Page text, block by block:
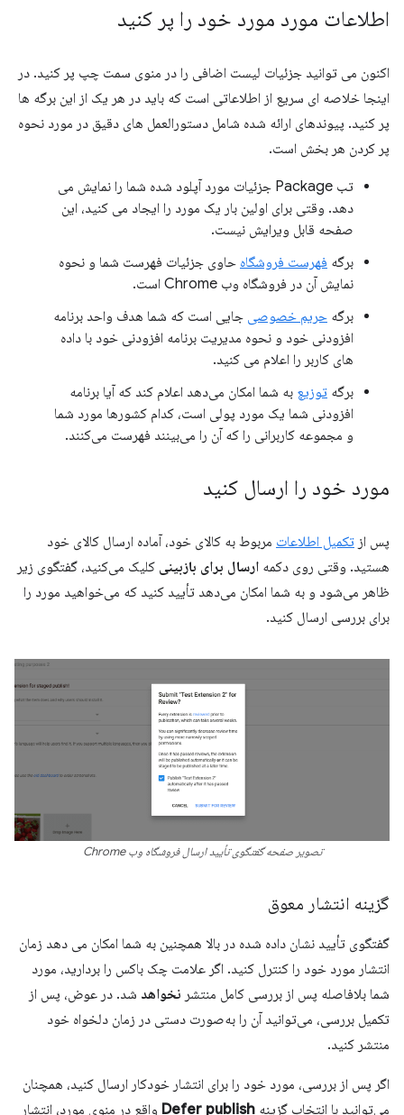
اطلاعات مورد مورد خود را پر کنید
اکنون می توانید جزئیات لیست اضافی را در منوی سمت چپ پر کنید. در
اینجا خلاصه ای سریع از اطلاعاتی است که باید در هر یک از این برگه ها
پر کنید. پیوندهای ارائه شده شامل دستورالعمل های دقیق در مورد نحوه
پر کردن هر بخش است.
تب Package جزئیات مورد آپلود شده شما را نمایش می
دهد. وقتی برای اولین بار یک مورد را ایجاد می کنید، این
صفحه قابل ویرایش نیست.
برگه فهرست فروشگاه حاوی جزئیات فهرست شما و نحوه
نمایش آن در فروشگاه وب Chrome است.
برگه حریم خصوصی جایی است که شما هدف واحد برنامه
افزودنی خود و نحوه مدیریت برنامه افزودنی خود با داده
های کاربر را اعلام می کنید.
برگه توزیع به شما امکان می‌دهد اعلام کند که آیا برنامه
افزودنی شما یک مورد پولی است، کدام کشورها مورد شما
و مجموعه کاربرانی را که آن را می‌بینند فهرست می‌کنند.
مورد خود را ارسال کنید
پس از تکمیل اطلاعات مربوط به کالای خود، آماده ارسال کالای خود
هستید. وقتی روی دکمه ارسال برای بازبینی کلیک می‌کنید، گفتگوی زیر
ظاهر می‌شود و به شما امکان می‌دهد تأیید کنید که می‌خواهید مورد را
برای بررسی ارسال کنید.
تصویر صفحه گفتگوی تأیید ارسال فروشگاه وب Chrome
گزینه انتشار معوق
گفتگوی تأیید نشان داده شده در بالا همچنین به شما امکان می دهد زمان
انتشار مورد خود را کنترل کنید. اگر علامت چک باکس را بردارید، مورد
شما بلافاصله پس از بررسی کامل منتشر نخواهد شد. در عوض، پس از
تکمیل بررسی، می‌توانید آن را به‌صورت دستی در زمان دلخواه خود
منتشر کنید.
اگر پس از بررسی، مورد خود را برای انتشار خودکار ارسال کنید، همچنان
می‌توانید با انتخاب گزینه Defer publish واقع در منوی مورد، انتشار